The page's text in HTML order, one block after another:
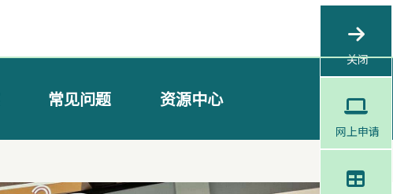
常见问题 资源中心
关闭
网上申请